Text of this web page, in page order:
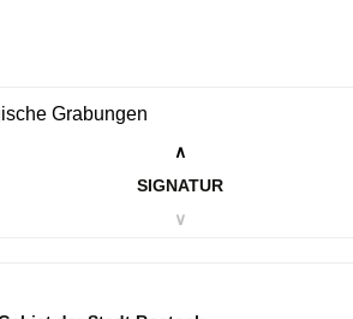
Grabungen
∧
SIGNATUR
∨